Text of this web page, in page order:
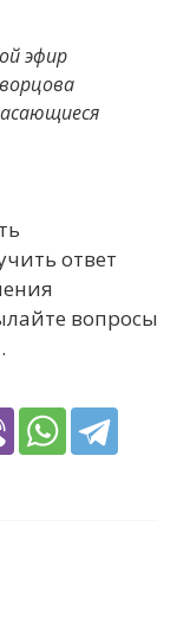
эфир
ответ
вопросы
.